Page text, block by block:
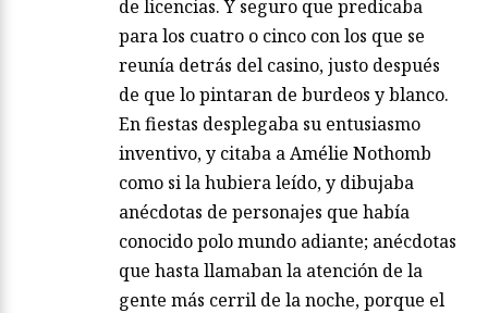
de licencias. Y seguro que predicaba
para los cuatro o cinco con los que se
reunía detrás del casino, justo después
de que lo pintaran de burdeos y blanco.
En fiestas desplegaba su entusiasmo
inventivo, y citaba a Amélie Nothomb
como si la hubiera leído, y dibujaba
anécdotas de personajes que había
conocido polo mundo adiante; anécdotas
que hasta llamaban la atención de la
gente más cerril de la noche, porque el